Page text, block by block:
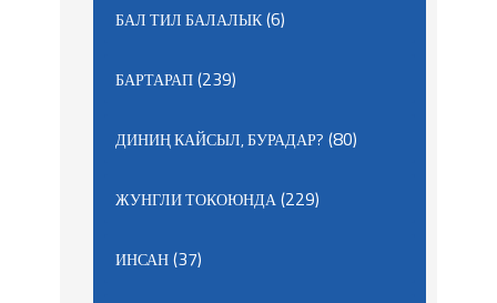
БАЛ ТИЛ БАЛАЛЫК(6)
БАРТАРАП(239)
ДИНИҢ КАЙСЫЛ, БУРАДАР? (80)
ЖУНГЛИ ТОКОЮНДА(229)
ИНСАН(37)